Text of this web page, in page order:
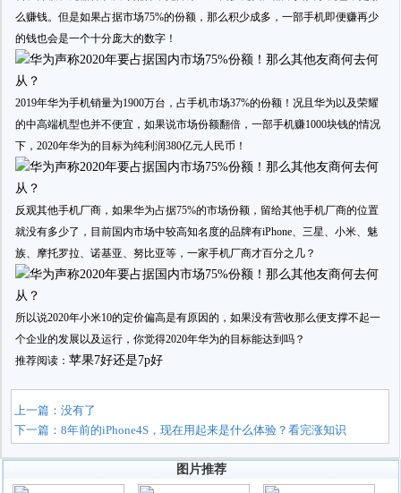
么赚钱。但是如果占据市场75%的份额，那么积少成多，一部手机即便赚再少
的钱也会是一个十分庞大的数字！
2019年华为手机销量为1900万台，占手机市场37%的份额！况且华为以及荣耀
的中高端机型也并不便宜，如果说市场份额翻倍，一部手机赚1000块钱的情况
下，2020年华为的目标为纯利润380亿元人民币！
反观其他手机厂商，如果华为占据75%的市场份额，留给其他手机厂商的位置
就没有多少了，目前国内市场中较高知名度的品牌有iPhone、三星、小米、魅
族、摩托罗拉、诺基亚、努比亚等，一家手机厂商才百分之几？
所以说2020年小米10的定价偏高是有原因的，如果没有营收那么便支撑不起一
个企业的发展以及运行，你觉得2020年华为的目标能达到吗？
推荐阅读： 苹果7好还是7p好
上一篇：没有了
下一篇：8年前的iPhone4S，现在用起来是什么体验？看完涨知识
图片推荐